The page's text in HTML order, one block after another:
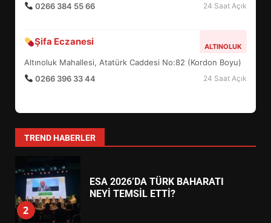
0266 384 55 66
24 Saat Açık
Şifa Eczanesi ALTINOLUK
Altınoluk Mahallesi, Atatürk Caddesi No:82 (Kordon Boyu)
0266 396 33 44
24 Saat Açık
TREND HABERLER
7
YENİ YÖNETİM NASIL
ŞEKİLLENDİ?
1
HAREKETE GEÇİYOR: GÖZLER
2
ESA 2026’DA TÜRK BAHARATI
NEYİ TEMSİL ETTİ?